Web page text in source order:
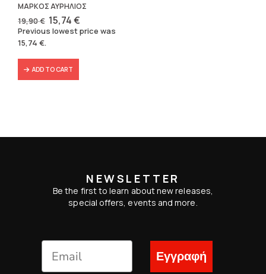
ΜΑΡΚΟΣ ΑΥΡΗΛΙΟΣ
19,90€ Original
price
was:
15,74€Current
price
is:
Previous lowest price was
15,74 €.
ADD TO CART
NEWSLETTER
Be the first to learn about new releases,
special offers, events and more.
Εγγραφή